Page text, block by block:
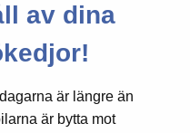
av dina
är längre än
är bytta mot